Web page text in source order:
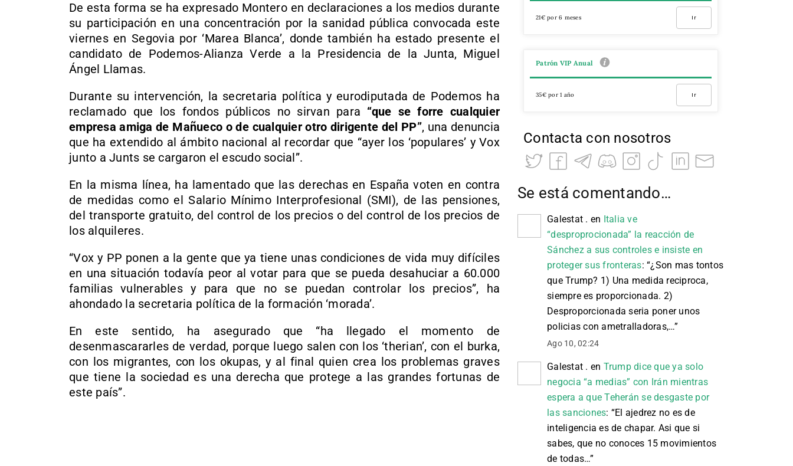
De esta forma se ha expresado Montero en declaraciones a los medios durante
su participación en una concentración por la sanidad pública convocada este
viernes en Segovia por ‘Marea Blanca’, donde también ha estado presente el
candidato de Podemos-Alianza Verde a la Presidencia de la Junta, Miguel
Ángel Llamas.
Durante su intervención, la secretaria política y eurodiputada de Podemos ha
reclamado que los fondos públicos no sirvan para “que se forre cualquier
empresa amiga de Mañueco o de cualquier otro dirigente del PP”, una denuncia
que ha extendido al ámbito nacional al recordar que “ayer los ‘populares’ y Vox
junto a Junts se cargaron el escudo social”.
En la misma línea, ha lamentado que las derechas en España voten en contra
de medidas como el Salario Mínimo Interprofesional (SMI), de las pensiones,
del transporte gratuito, del control de los precios o del control de los precios de
los alquileres.
“Vox y PP ponen a la gente que ya tiene unas condiciones de vida muy difíciles
en una situación todavía peor al votar para que se pueda desahuciar a 60.000
familias vulnerables y para que no se puedan controlar los precios”, ha
ahondado la secretaria política de la formación ‘morada’.
En este sentido, ha asegurado que “ha llegado el momento de
desenmascararles de verdad, porque luego salen con los ‘therian’, con el burka,
con los migrantes, con los okupas, y al final quien crea los problemas graves
que tiene la sociedad es una derecha que protege a las grandes fortunas de
este país”.
21€ por 6 meses Ir
Patrón VIP Anual
35€ por 1 año Ir
Contacta con nosotros
Se está comentando…
Galestat . en Italia ve
“desproprocionada” la reacción de
Sánchez a sus controles e insiste en
proteger sus fronteras: “¿Son mas tontos
que Trump? 1) Una medida reciproca,
siempre es proporcionada. 2)
Desproporcionada seria poner unos
policias con ametralladoras,…”
Ago 10, 02:24
Galestat . en Trump dice que ya solo
negocia “a medias” con Irán mientras
espera a que Teherán se desgaste por
las sanciones: “El ajedrez no es de
inteligencia es de chapar. Asi que si
sabes, que no conoces 15 movimientos
de todas…”